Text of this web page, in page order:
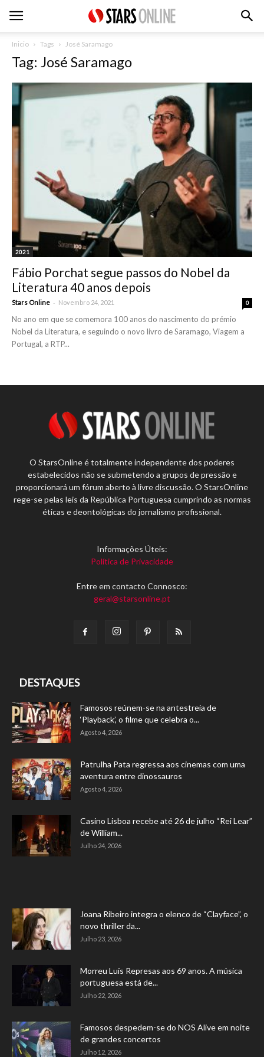
Inicio Tags José Saramago
Tag: José Saramago
2021
Fábio Porchat segue passos do Nobel da
Literatura 40 anos depois
Stars Online - Novembro 24, 2021 0
No ano em que se comemora 100 anos do nascimento do prémio
Nobel da Literatura, e seguindo o novo livro de Saramago, Viagem a
Portugal, a RTP...
O StarsOnline é totalmente independente dos poderes
estabelecidos não se submetendo a grupos de pressão e
proporcionará um fórum aberto à livre discussão. O StarsOnline
rege-se pelas leis da República Portuguesa cumprindo as normas
éticas e deontológicas do jornalismo profissional.
Informações Úteis:
Política de Privacidade
Entre em contacto Connosco:
geral@starsonline.pt
DESTAQUES
Famosos reúnem-se na antestreia de
‘Playback’, o filme que celebra o...
Agosto 4, 2026
Patrulha Pata regressa aos cinemas com uma
aventura entre dinossauros
Agosto 4, 2026
Casino Lisboa recebe até 26 de julho “Rei Lear”
de William...
Julho 24, 2026
Joana Ribeiro integra o elenco de “Clayface”, o
novo thriller da...
Julho 23, 2026
Morreu Luís Represas aos 69 anos. A música
portuguesa está de...
Julho 22, 2026
Famosos despedem-se do NOS Alive em noite
de grandes concertos
Julho 12, 2026